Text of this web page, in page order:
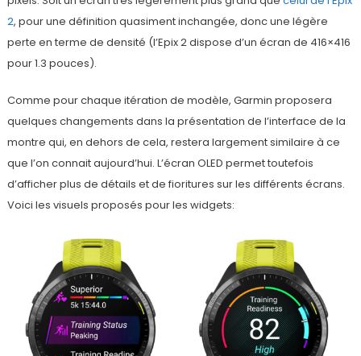
2, pour une définition quasiment inchangée, donc une légère
perte en terme de densité (l’Epix 2 dispose d’un écran de 416×416
pour 1.3 pouces).
Comme pour chaque itération de modèle, Garmin proposera
quelques changements dans la présentation de l’interface de la
montre qui, en dehors de cela, restera largement similaire à ce
que l’on connait aujourd’hui. L’écran OLED permet toutefois
d’afficher plus de détails et de fioritures sur les différents écrans.
Voici les visuels proposés pour les widgets: